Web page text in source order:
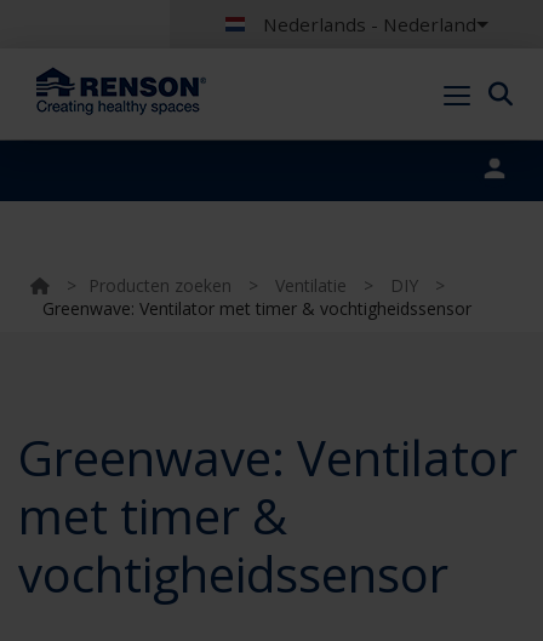
Nederlands - Nederland
> Producten zoeken > Ventilatie > DIY
>
Greenwave: Ventilator met timer & vochtigheidssensor
Greenwave: Ventilator
met timer &
vochtigheidssensor